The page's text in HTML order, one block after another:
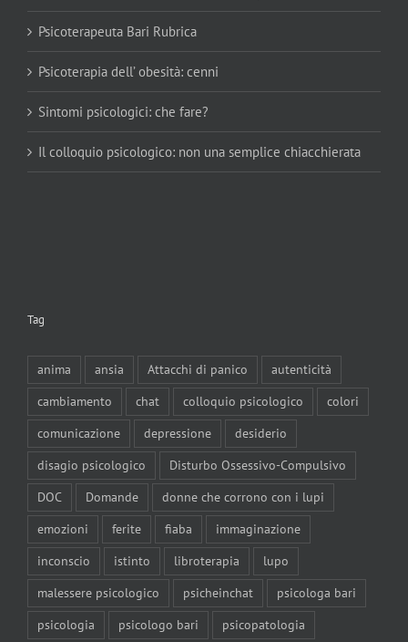
Psicoterapeuta Bari Rubrica
Psicoterapia dell’ obesità: cenni
Sintomi psicologici: che fare?
Il colloquio psicologico: non una semplice chiacchierata
Tag
anima ansia Attacchi di panico
autenticità
cambiamento
chat colloquio psicologico
colori
comunicazione
depressione
desiderio
disagio psicologico
Disturbo Ossessivo-Compulsivo
DOC
Domande
donne che corrono con i lupi
emozioni
ferite fiaba
immaginazione
inconscio
istinto libroterapia
lupo
malessere psicologico
psicheinchat
psicologa bari
psicologia
psicologo bari psicopatologia